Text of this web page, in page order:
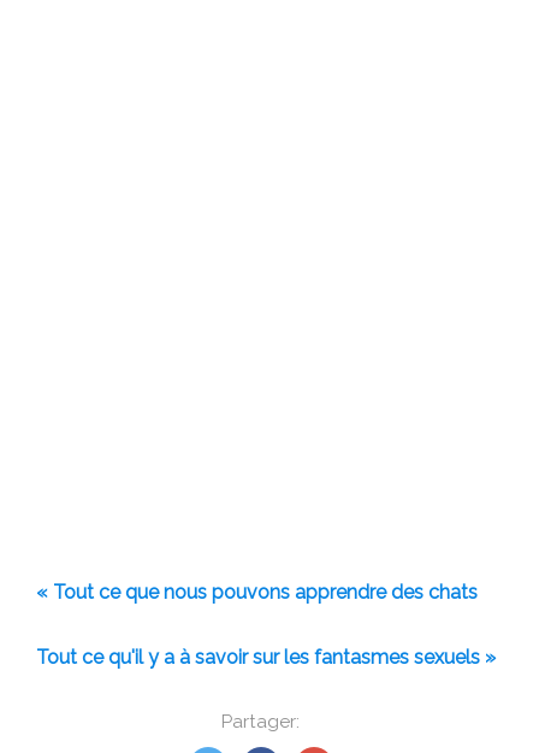
Partager:
« Tout ce que nous pouvons apprendre des chats
Tout ce qu'il y a à savoir sur les fantasmes sexuels »